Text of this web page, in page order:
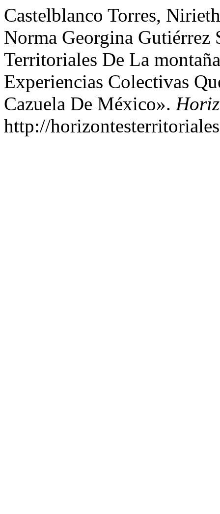
Castelblanco Torres,
Norma Georgina Gutiérrez
Territoriales De La
Experiencias Colectivas
Cazuela De México».
http://